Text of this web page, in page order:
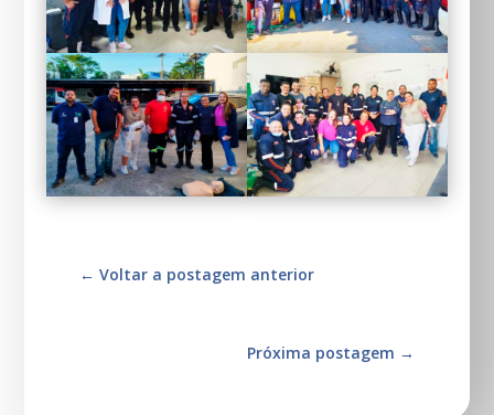
←Voltar a postagem anterior
Próxima postagem →